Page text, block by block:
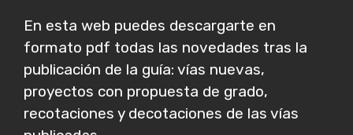
En esta web puedes descargarte en
formato pdf todas las novedades tras la
publicación de la guía: vías nuevas,
proyectos con propuesta de grado,
recotaciones y decotaciones de las vías